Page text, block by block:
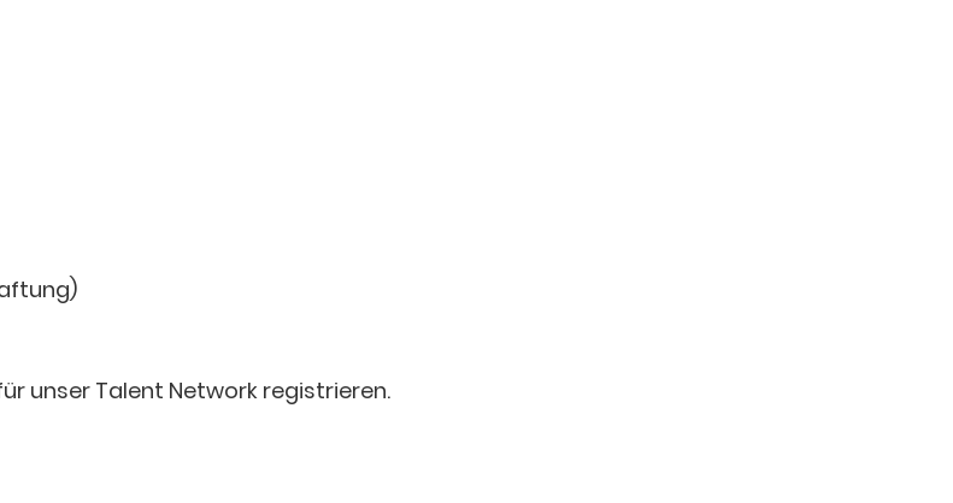
unser Talent Network registrieren.